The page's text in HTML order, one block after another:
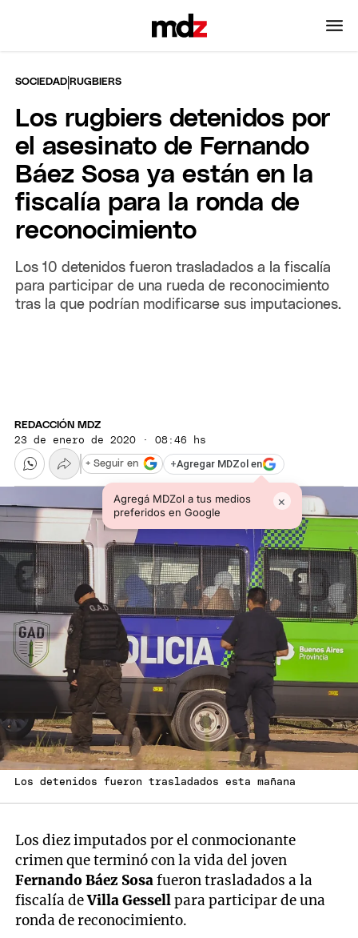
SOCIEDAD |RUGBIERS
Los rugbiers detenidos por
el asesinato de Fernando
Báez Sosa ya están en la
fiscalía para la ronda de
reconocimiento
Los 10 detenidos fueron trasladados a la fiscalía
para participar de una rueda de reconocimiento
tras la que podrían modificarse sus imputaciones.
REDACCIÓN MDZ
23 de enero de 2020 · 08:46 hs
+Agregar MDZol en
Agregá MDZol a tus medios
preferidos en Google
×
+ Seguir en
Los detenidos fueron trasladados esta mañana
Los diez imputados por el conmocionante
crimen que terminó con la vida del joven
Fernando Báez Sosafueron trasladados a la
fiscalía deVilla Gessellpara participar de una
ronda de reconocimiento.